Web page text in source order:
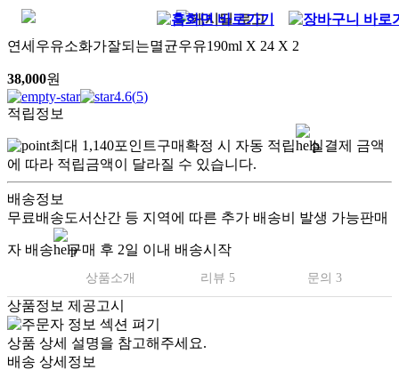
연세우유소화가잘되는멸균우유190ml X 24 X 2
38,000원
4.6(5)
적립정보
최대 1,140포인트구매확정 시 자동 적립
실결제 금액
에 따라 적립금액이 달라질 수 있습니다.
배송정보
무료배송도서산간 등 지역에 따른 추가 배송비 발생 가능판매
자 배송 구매 후 2일 이내 배송시작
상품소개 리뷰 5 문의 3
상품정보 제공고시
상품 상세 설명을 참고해주세요.
배송 상세정보